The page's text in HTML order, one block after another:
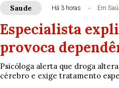
Saude Há 3 horas Em
Especialista
provoca
Psicóloga alerta que droga
cérebro e exige tratamento